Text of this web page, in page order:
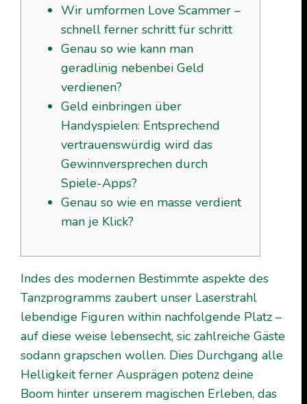
Wir umformen Love Scammer –
schnell ferner schritt für schritt
Genau so wie kann man
geradlinig nebenbei Geld
verdienen?
Geld einbringen über
Handyspielen: Entsprechend
vertrauenswürdig wird das
Gewinnversprechen durch
Spiele-Apps?
Genau so wie en masse verdient
man je Klick?
Indes des modernen Bestimmte aspekte des
Tanzprogramms zaubert unser Laserstrahl
lebendige Figuren within nachfolgende Platz –
auf diese weise lebensecht, sic zahlreiche Gäste
sodann grapschen wollen. Dies Durchgang alle
Helligkeit ferner Ausprägen potenz deine
Boom hinter unserem magischen Erleben, das